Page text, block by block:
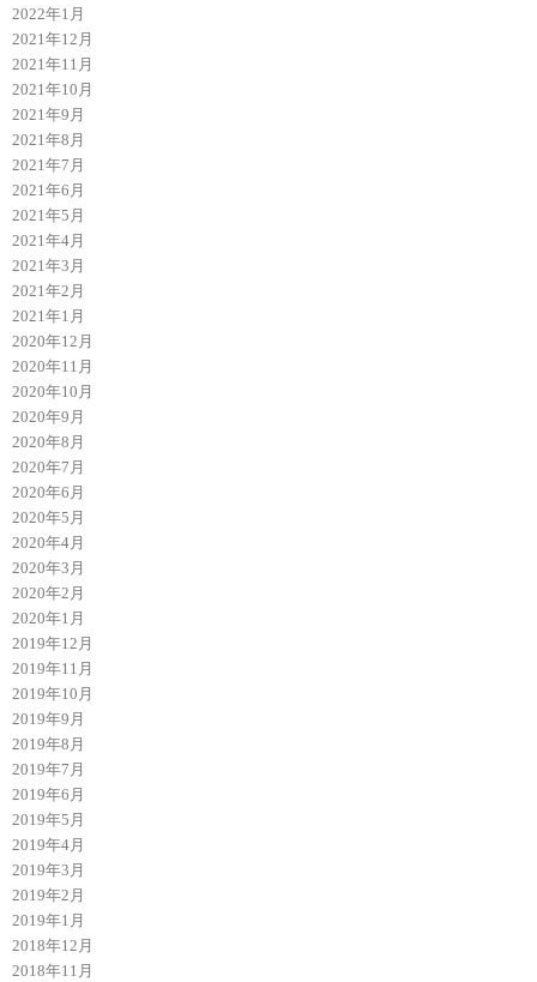
2022年1月
2021年12月
2021年11月
2021年10月
2021年9月
2021年8月
2021年7月
2021年6月
2021年5月
2021年4月
2021年3月
2021年2月
2021年1月
2020年12月
2020年11月
2020年10月
2020年9月
2020年8月
2020年7月
2020年6月
2020年5月
2020年4月
2020年3月
2020年2月
2020年1月
2019年12月
2019年11月
2019年10月
2019年9月
2019年8月
2019年7月
2019年6月
2019年5月
2019年4月
2019年3月
2019年2月
2019年1月
2018年12月
2018年11月